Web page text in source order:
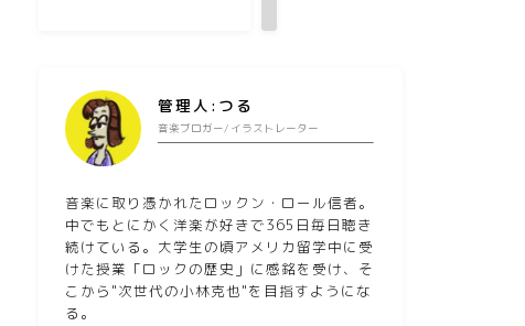
管理人:つる
音楽ブロガー/イラストレーター
音楽に取り憑かれたロックン・ロール信者。
中でもとにかく洋楽が好きで365日毎日聴き
続けている。大学生の頃アメリカ留学中に受
けた授業「ロックの歴史」に感銘を受け、そ
こから"次世代の小林克也"を目指すようにな
る。